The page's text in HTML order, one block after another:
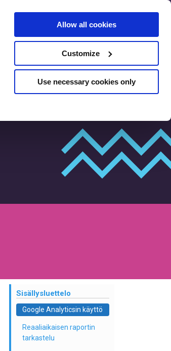
Allow all cookies
Customize
Use necessary cookies only
SEO esiarviointi
Sisällysluettelo
Google Analyticsin käyttö
Reaaliaikaisen raportin
tarkastelu